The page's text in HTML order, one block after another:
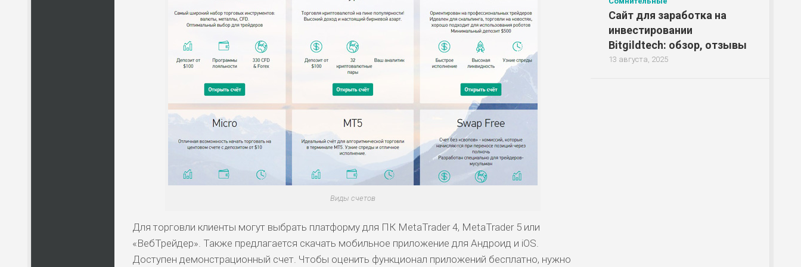
Виды счетов
Для торговли клиенты могут выбрать платформу для ПК MetaTrader 4, MetaTrader 5 или
«ВебТрейдер». Также предлагается скачать мобильное приложение для Андроид и iOS.
Доступен демонстрационный счет. Чтобы оценить функционал приложений бесплатно, нужно
Сайт для заработка на
инвестировании
Bitgildtech: обзор, отзывы
13 августа, 2025